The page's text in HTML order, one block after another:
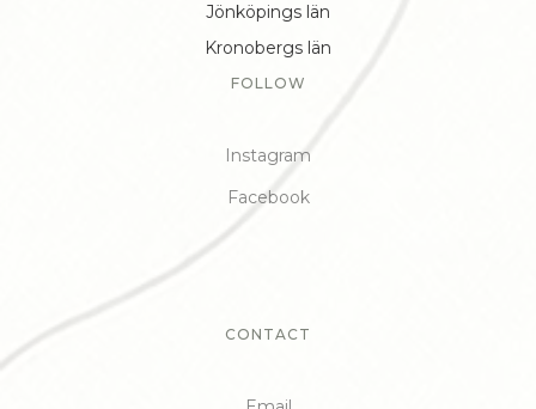
Jönköpings län
Kronobergs län
FOLLOW
Instagram
Facebook
CONTACT